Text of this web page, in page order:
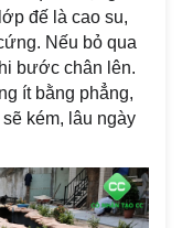
đế là cao su,
Nếu bỏ qua
bước chân lên.
ít bằng phẳng,
kém, lâu ngày